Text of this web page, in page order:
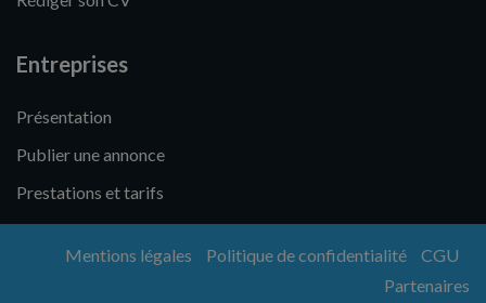
Entreprises
Présentation
Publier une annonce
Prestations et tarifs
Mentions légales Politique de confidentialité
CGU
Partenaires